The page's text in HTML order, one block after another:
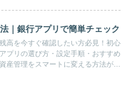
｜銀行アプリで簡単チェック
高を今すぐ確認したい方必見！初心
プリの選び方・設定手順・おすすめ
産管理をスマートに変える方法がこ